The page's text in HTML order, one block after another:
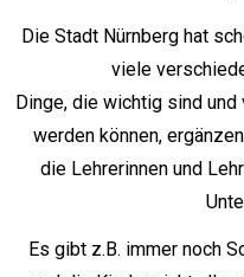
Die Stadt Nürnberg hat
viele
Dinge, die wichtig sind und
werden können,
die Lehrerinnen und
Es gibt z.B. immer noch